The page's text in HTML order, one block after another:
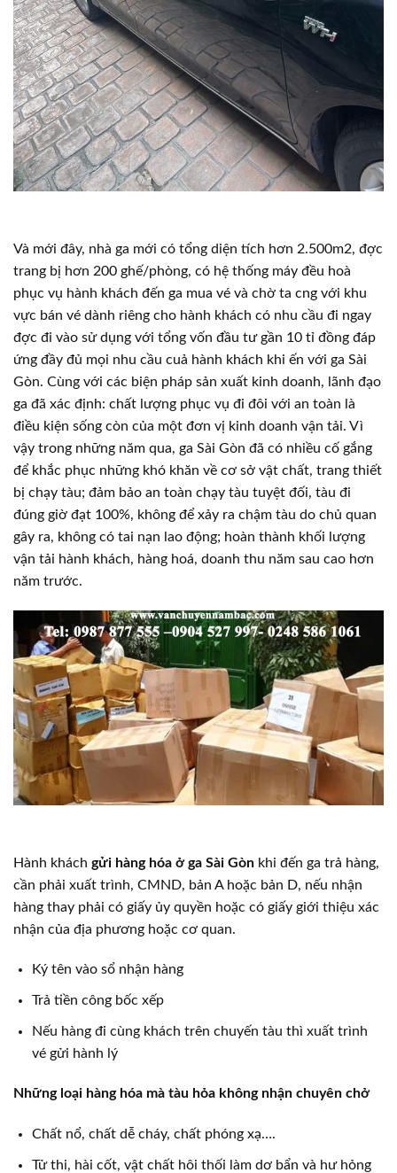
Và mới đây, nhà ga mới có tổng diện tích hơn 2.500m2, đợc
trang bị hơn 200 ghế/phòng, có hệ thống máy đều hoà
phục vụ hành khách đến ga mua vé và chờ ta cng với khu
vực bán vé dành riêng cho hành khách có nhu cầu đi ngay
đợc đi vào sử dụng với tổng vốn đầu tư gần 10 tỉ đồng đáp
ứng đầy đủ mọi nhu cầu cuả hành khách khi ến với ga Sài
Gòn. Cùng với các biện pháp sản xuất kinh doanh, lãnh đạo
ga đã xác định: chất lượng phục vụ đi đôi với an toàn là
điều kiện sống còn của một đơn vị kinh doanh vận tải. Vì
vậy trong những năm qua, ga Sài Gòn đã có nhiều cố gắng
để khắc phục những khó khăn về cơ sở vật chất, trang thiết
bị chạy tàu; đảm bảo an toàn chạy tàu tuyệt đối, tàu đi
đúng giờ đạt 100%, không để xảy ra chậm tàu do chủ quan
gây ra, không có tai nạn lao động; hoàn thành khối lượng
vận tải hành khách, hàng hoá, doanh thu năm sau cao hơn
năm trước.
Hành khách gửi hàng hóa ở ga Sài Gòn khi đến ga trả hàng,
cần phải xuất trình, CMND, bản A hoặc bản D, nếu nhận
hàng thay phải có giấy ủy quyền hoặc có giấy giới thiệu xác
nhận của địa phương hoặc cơ quan.
Ký tên vào sổ nhận hàng
Trả tiền công bốc xếp
Nếu hàng đi cùng khách trên chuyến tàu thì xuất trình
vé gửi hành lý
Những loại hàng hóa mà tàu hỏa không nhận chuyên chở
Chất nổ, chất dễ cháy, chất phóng xạ….
Tử thi, hài cốt, vật chất hôi thối làm dơ bẩn và hư hỏng